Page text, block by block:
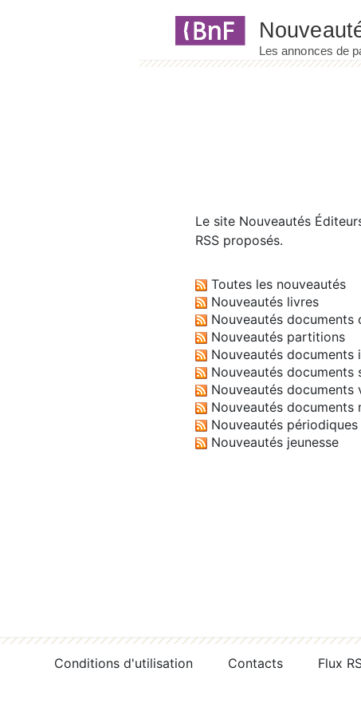
Le site Nouveautés
RSS proposés.
Toutes les nouveautés
Nouveautés livres
Nouveautés documents
Nouveautés partitions
Nouveautés documents
Nouveautés documents
Nouveautés documents
Nouveautés documents
Nouveautés périodiques
Nouveautés jeunesse
Conditions d'utilisation Contacts Flux